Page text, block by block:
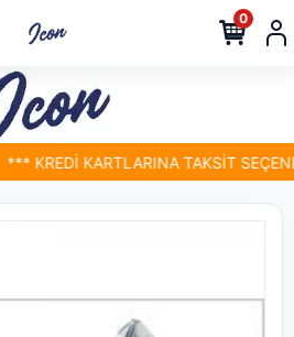
*** KREDİ KARTLARINA TAKSİT
0